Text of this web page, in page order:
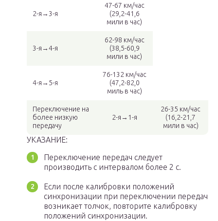
2-я→3-я
47-67 км/час
(29,2-41,6
мили в час)
3-я→4-я
62-98 км/час
(38,5-60,9
мили в час)
4-я→5-я
76-132 км/час
(47,2-82,0
миль в час)
Переключение на
более низкую
передачу
2-я→1-я
26-35 км/час
(16,2-21,7
мили в час)
УКАЗАНИЕ:
Переключение передач следует
производить с интервалом более 2 с.
Если после калибровки положений
синхронизации при переключении передач
возникает толчок, повторите калибровку
положений синхронизации.